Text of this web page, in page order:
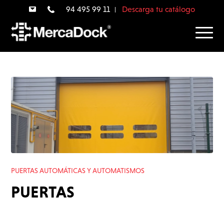
94 495 99 11 Descarga tu catálogo
PUERTAS AUTOMÁTICAS Y AUTOMATISMOS
PUERTAS